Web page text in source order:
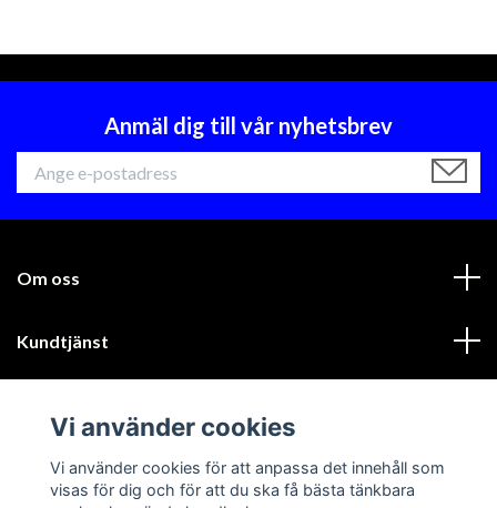
Anmäl dig till vår nyhetsbrev
Om oss
Kundtjänst
Sociala medier
Vi använder cookies
Vi använder cookies för att anpassa det innehåll som
visas för dig och för att du ska få bästa tänkbara